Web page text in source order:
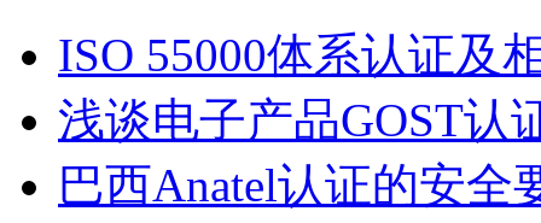
ISO 55000体系认证及
浅谈电子产品GOST认
巴西Anatel认证的安全